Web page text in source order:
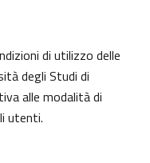
di utilizzo delle
degli Studi di
alle modalità di
utenti.